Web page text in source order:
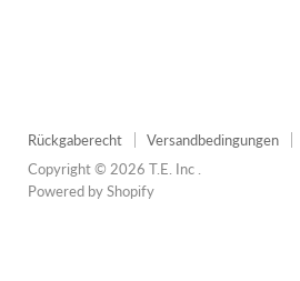
Rückgaberecht Versandbedingungen
Copyright © 2026 T.E. Inc .
Powered by Shopify